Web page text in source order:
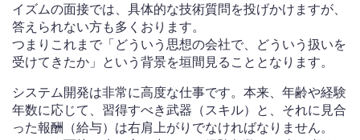
イズムの面接では、具体的な技術質問を投げかけますが、
答えられない方も多くおります。
つまりこれまで「どういう思想の会社で、どういう扱いを
受けてきたか」という背景を垣間見ることとなります。
システム開発は非常に高度な仕事です。本来、年齢や経験
年数に応じて、習得すべき武器（スキル）と、それに見合
った報酬（給与）は右肩上がりでなければなりません。